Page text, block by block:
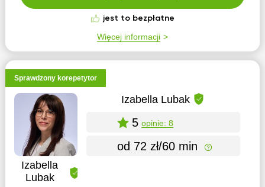
jest to bezpłatne
Więcej informacji
Sprawdzony korepetytor
Izabella
Lubak
Izabella Lubak
5 opinie: 8
od 72 zł/60 min